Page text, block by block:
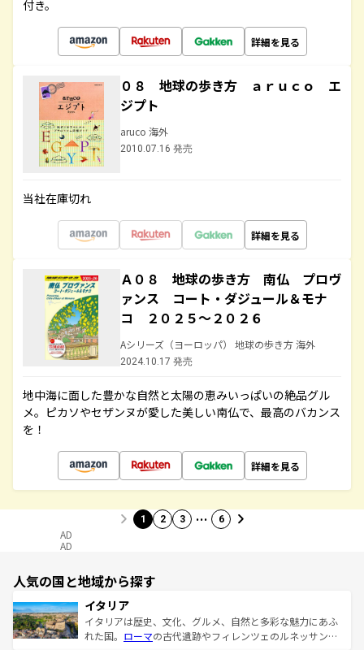
付き。
詳細を見る
０８ 地球の歩き方 ａｒｕｃｏ エ
ジプト
aruco 海外
2010.07.16 発売
当社在庫切れ
詳細を見る
Ａ０８ 地球の歩き方 南仏 プロヴ
ァンス コート・ダジュール＆モナ
コ ２０２５～２０２６
Aシリーズ（ヨーロッパ） 地球の歩き方 海外
2024.10.17 発売
地中海に面した豊かな自然と太陽の恵みいっぱいの絶品グル
メ。ピカソやセザンヌが愛した美しい南仏で、最高のバカンス
を！
詳細を見る
1 2 3 … 6
AD
AD
人気の国と地域から探す
イタリア
イタリアは歴史、文化、グルメ、自然と多彩な魅力にあふ
れた国。 ローマの古代遺跡やフィレンツェのルネッサンス